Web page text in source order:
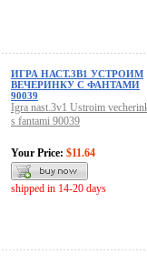
ИГРА НАСТ.3В1 УСТРОИМ
ВЕЧЕРИНКУ С ФАНТАМИ
90039
Igra nast.3v1 Ustroim
s fantami 90039
Your Price: $11.64
shipped in 14-20 days